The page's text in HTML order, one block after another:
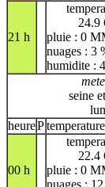
21 h
24.9
pluie : 0
nuages : 3
humidite :
seine
heureP
00 h
22.4
pluie : 0
nuages :